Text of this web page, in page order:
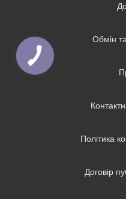
Обмін
Політика
Договір